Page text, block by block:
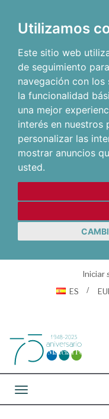
Utilizamos
Este sitio web
de seguimiento
navegación con los
la funcionalidad
una mejor
interés en
personalizar las
mostrar anuncios
usted.
Iniciar
ES
Toggle navigation